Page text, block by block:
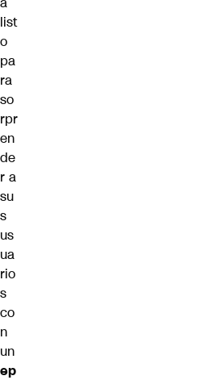
list
o
pa
ra
so
rpr
en
de
r a
su
s
us
ua
rio
s
co
n
un
ep